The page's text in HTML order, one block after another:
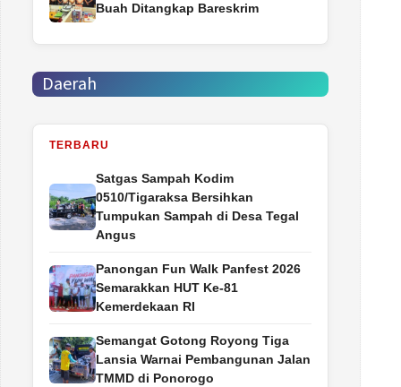
Buah Ditangkap Bareskrim
Daerah
TERBARU
Satgas Sampah Kodim
0510/Tigaraksa Bersihkan
Tumpukan Sampah di Desa Tegal
Angus
Panongan Fun Walk Panfest 2026
Semarakkan HUT Ke-81
Kemerdekaan RI
Semangat Gotong Royong Tiga
Lansia Warnai Pembangunan Jalan
TMMD di Ponorogo